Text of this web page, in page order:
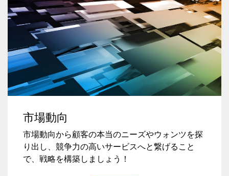
市場動向
市場動向から顧客の本当のニーズやウォンツを探
り出し、競争力の高いサービスへと繋げること
で、戦略を構築しましょう！